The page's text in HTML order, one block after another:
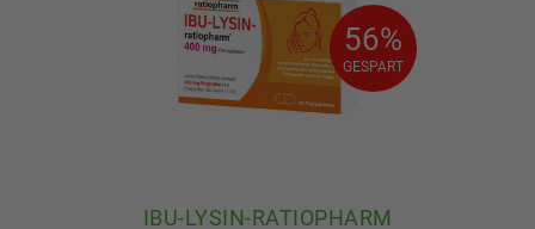
56%
GESPART
56%
GESPART
IBU-LYSIN-RATIOPHARM